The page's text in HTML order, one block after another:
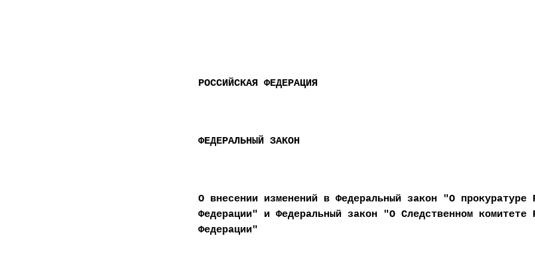
РОССИЙСКАЯ ФЕДЕРАЦИЯ
ФЕДЕРАЛЬНЫЙ ЗАКОН
О внесении изменений в Федеральный закон "О прокуратуре
Федерации" и Федеральный закон "О Следственном комитете
Федерации"